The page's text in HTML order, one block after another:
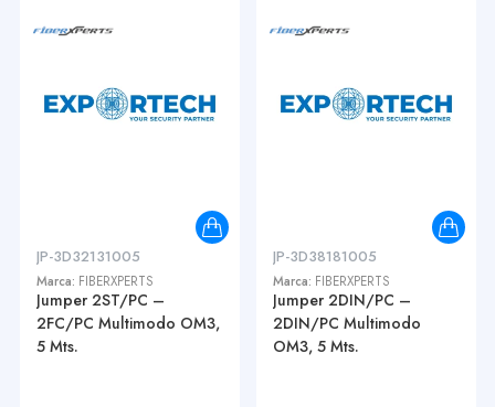
JP-3D32131005
Marca: FIBERXPERTS
Jumper 2ST/PC –
2FC/PC Multimodo OM3,
5 Mts.
JP-3D38181005
Marca: FIBERXPERTS
Jumper 2DIN/PC –
2DIN/PC Multimodo
OM3, 5 Mts.